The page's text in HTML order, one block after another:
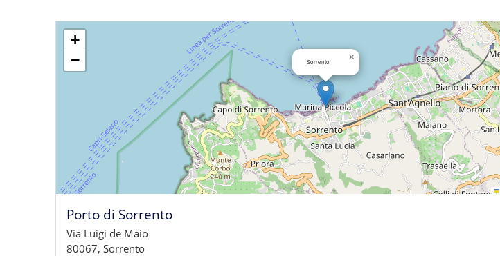
Sorrento ×
+
−
Porto di Sorrento
Via Luigi de Maio
80067, Sorrento